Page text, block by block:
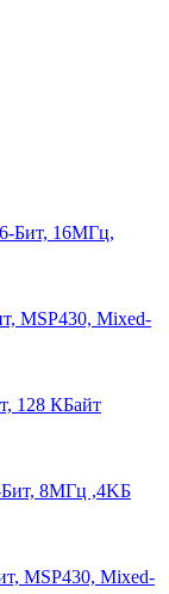
Бит, 16МГц,
MSP430, Mixed-
128 КБайт
8MГц ,4KБ
MSP430, Mixed-